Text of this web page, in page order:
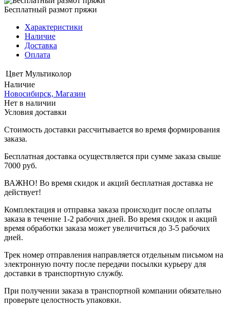
Бесплатный размот пряжи
Характеристики
Наличие
Доставка
Оплата
Цвет Мультиколор
Наличие
Новосибирск, Магазин
Нет в наличии
Условия доставки
Стоимость доставки рассчитывается во время формирования
заказа.
Бесплатная доставка осуществляется при сумме заказа свыше
7000 руб.
ВАЖНО! Во время скидок и акций бесплатная доставка не
действует!
Комплектация и отправка заказа происходит после оплаты
заказа в течение 1-2 рабочих дней. Во время скидок и акций
время обработки заказа может увеличиться до 3-5 рабочих
дней.
Трек номер отправления направляется отдельным письмом на
электронную почту после передачи посылки курьеру для
доставки в транспортную службу.
При получении заказа в транспортной компании обязательно
проверьте целостность упаковки.